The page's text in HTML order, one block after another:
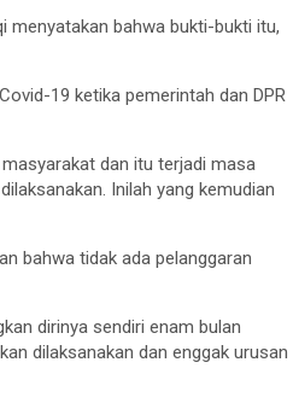
menyatakan bahwa bukti-bukti itu,
19 ketika pemerintah dan DPR
dan itu terjadi masa
Inilah yang kemudian
bahwa tidak ada pelanggaran
dirinya sendiri enam bulan
dilaksanakan dan enggak urusan